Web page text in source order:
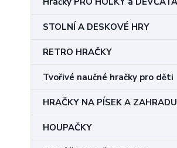
STOLNÍ A DESKOVÉ HRY
RETRO HRAČKY
Tvořivé naučné hračky pro děti
HRAČKY NA PÍSEK A ZAHRADU
HOUPAČKY